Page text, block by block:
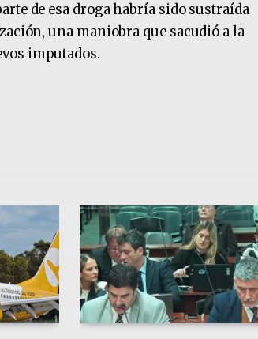
de esa droga habría sido sustraída
una maniobra que sacudió a la
imputados.